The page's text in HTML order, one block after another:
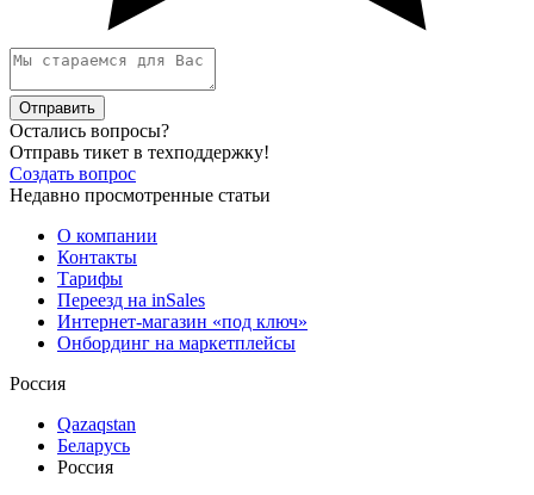
Отправить
Остались вопросы?
Отправь тикет в техподдержку!
Создать вопрос
Недавно просмотренные статьи
О компании
Контакты
Тарифы
Переезд на inSales
Интернет-магазин «под ключ»
Онбординг на маркетплейсы
Россия
Qazaqstan
Беларусь
Россия